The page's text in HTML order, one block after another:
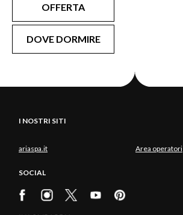
OFFERTA
DOVE DORMIRE
I NOSTRI SITI
ariaspa.it Area operatori
SOCIAL